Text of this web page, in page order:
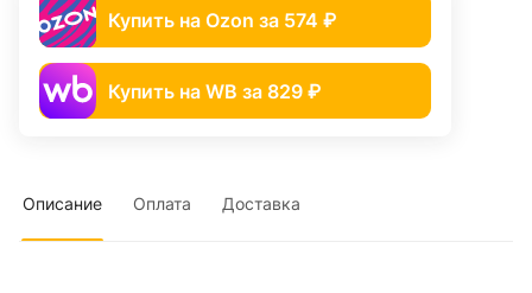
Купить на Ozon за 574 ₽
Купить на WB за 829 ₽
Описание Оплата Доставка